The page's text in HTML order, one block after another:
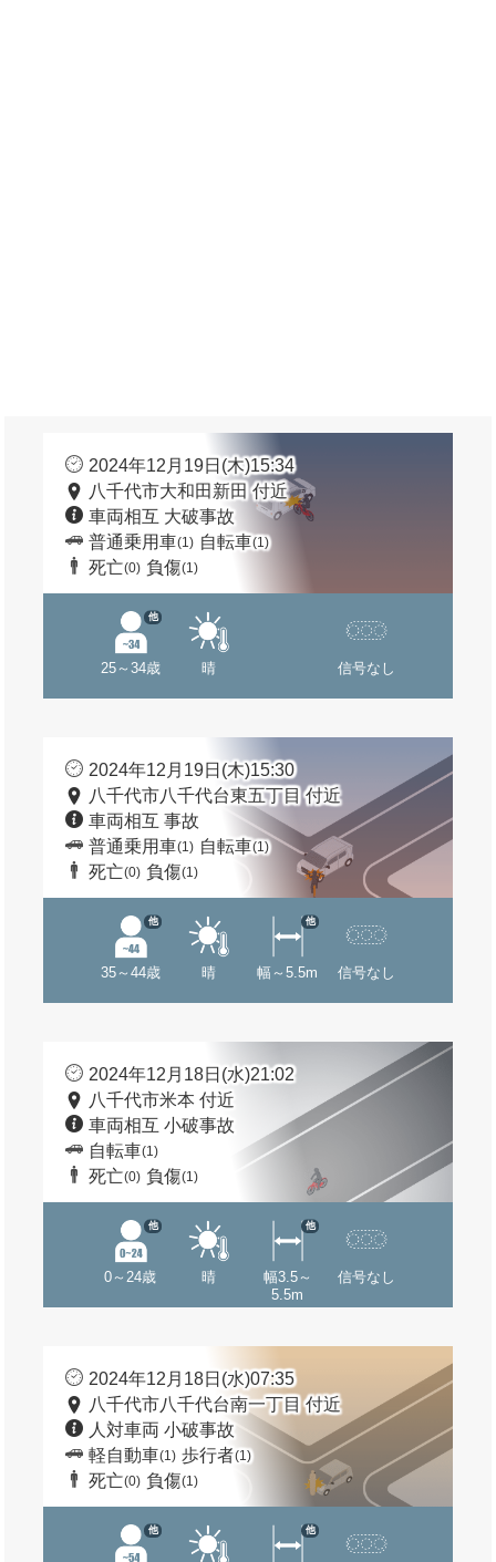
2024年12月19日(木)15:34
八千代市大和田新田 付近
車両相互 大破事故
普通乗用車(1) 自転車(1)
死亡(0) 負傷(1)
25～34歳
他
晴 信号なし
2024年12月19日(木)15:30
八千代市八千代台東五丁目 付近
車両相互 事故
普通乗用車(1) 自転車(1)
死亡(0) 負傷(1)
35～44歳
他
晴 幅～5.5m
他
信号なし
2024年12月18日(水)21:02
八千代市米本 付近
車両相互 小破事故
自転車(1)
死亡(0) 負傷(1)
0～24歳
他
晴
幅3.5～
5.5m
他
信号なし
2024年12月18日(水)07:35
八千代市八千代台南一丁目 付近
人対車両 小破事故
軽自動車(1) 歩行者(1)
死亡(0) 負傷(1)
他 他